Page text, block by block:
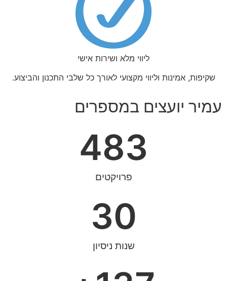
ליווי מלא ושירות אישי
שקיפות, אמינות וליווי מקצועי לאורך כל שלבי התכנון והביצוע.
עמיר יועצים במספרים
פרויקטים
483
שנות ניסיון
30